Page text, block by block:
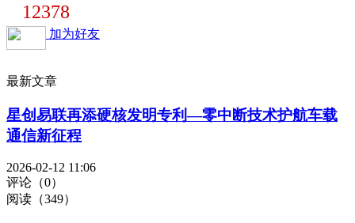
12378
加为好友
最新文章
星创易联再添硬核发明专利—零中断技术护航车载
通信新征程
2026-02-12 11:06
评论（0）
阅读（349）